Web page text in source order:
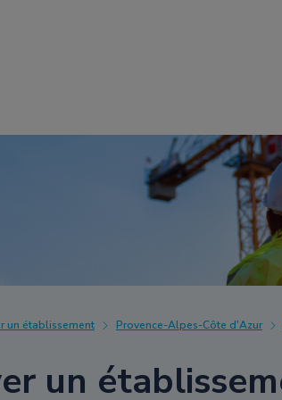
un établissement Provence-Alpes-Côte d'Azur
un